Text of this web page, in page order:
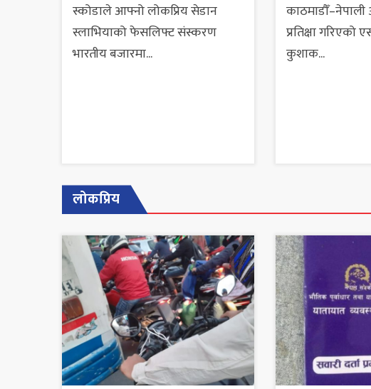
स्कोडाले आफ्नो लोकप्रिय सेडान
स्लाभियाको फेसलिफ्ट संस्करण
भारतीय बजारमा...
प्रतिक्षा गरिएको
कुशाक...
लोकप्रिय